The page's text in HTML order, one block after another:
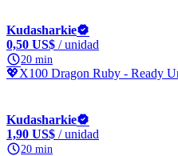
Kudasharkie
0,50 US$ / unidad
20 min
💖X100 Dragon Ruby - Ready
Kudasharkie
1,90 US$ / unidad
20 min